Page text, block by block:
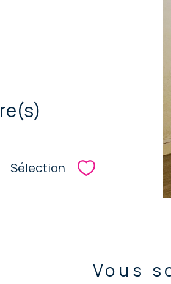
Sélection Sélectionner
Vous